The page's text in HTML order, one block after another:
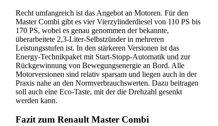
Recht umfangreich ist das Angebot an Motoren. Für den
Master Combi gibt es vier Vierzylinderdiesel von 110 PS bis
170 PS, wobei es genau genommen der bekannte,
überarbeitete 2,3-Liter-Selbstzünder in mehreren
Leistungsstufen ist. In den stärkeren Versionen ist das
Energy-Technikpaket mit Start-Stopp-Automatik und zur
Rückgewinnung von Bewegungsenergie an Bord. Alle
Motorversionen sind relativ sparsam und liegen auch in der
Praxis nahe an den Normverbrauchswerten. Dazu beitragen
soll auch eine Eco-Taste, mit der die Drehzahl gesenkt
werden kann.
Fazit zum Renault Master Combi